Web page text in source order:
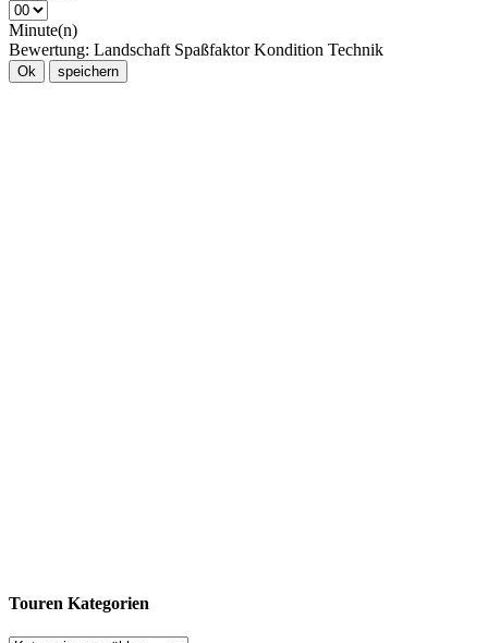
Minute(n)
Bewertung: Landschaft Spaßfaktor Kondition Technik
Ok speichern
Touren Kategorien